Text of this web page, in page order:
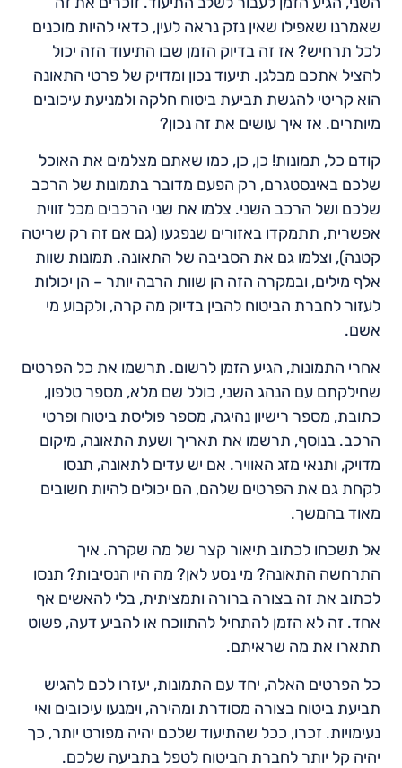
שאמרנו שאפילו שאין נזק נראה לעין, כדאי להיות מוכנים
לכל תרחיש? אז זה בדיוק הזמן שבו התיעוד הזה יכול
להציל אתכם מבלגן. תיעוד נכון ומדויק של פרטי התאונה
הוא קריטי להגשת תביעת ביטוח חלקה ולמניעת עיכובים
מיותרים. אז איך עושים את זה נכון?
קודם כל, תמונות! כן, כן, כמו שאתם מצלמים את האוכל
שלכם באינסטגרם, רק הפעם מדובר בתמונות של הרכב
שלכם ושל הרכב השני. צלמו את שני הרכבים מכל זווית
אפשרית, תתמקדו באזורים שנפגעו (גם אם זה רק שריטה
קטנה), וצלמו גם את הסביבה של התאונה. תמונות שוות
אלף מילים, ובמקרה הזה הן שוות הרבה יותר – הן יכולות
לעזור לחברת הביטוח להבין בדיוק מה קרה, ולקבוע מי
אשם.
אחרי התמונות, הגיע הזמן לרשום. תרשמו את כל הפרטים
שחילקתם עם הנהג השני, כולל שם מלא, מספר טלפון,
כתובת, מספר רישיון נהיגה, מספר פוליסת ביטוח ופרטי
הרכב. בנוסף, תרשמו את תאריך ושעת התאונה, מיקום
מדויק, ותנאי מזג האוויר. אם יש עדים לתאונה, תנסו
לקחת גם את הפרטים שלהם, הם יכולים להיות חשובים
מאוד בהמשך.
אל תשכחו לכתוב תיאור קצר של מה שקרה. איך
התרחשה התאונה? מי נסע לאן? מה היו הנסיבות? תנסו
לכתוב את זה בצורה ברורה ותמציתית, בלי להאשים אף
אחד. זה לא הזמן להתחיל להתווכח או להביע דעה, פשוט
תתארו את מה שראיתם.
כל הפרטים האלה, יחד עם התמונות, יעזרו לכם להגיש
תביעת ביטוח בצורה מסודרת ומהירה, וימנעו עיכובים ואי
נעימויות. זכרו, ככל שהתיעוד שלכם יהיה מפורט יותר, כך
יהיה קל יותר לחברת הביטוח לטפל בתביעה שלכם.